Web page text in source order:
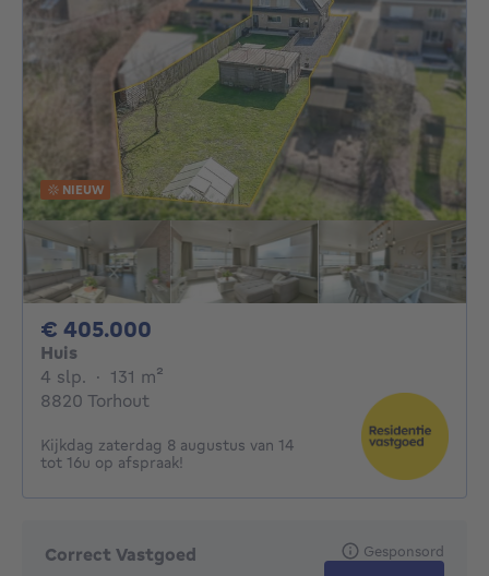
NIEUW
€ 405.000
Huis
4 slp. 4 slaapkamers
· 131 m²
8820 Torhout
Kijkdag zaterdag 8 augustus van 14
tot 16u op afspraak!
Correct Vastgoed Gesponsord